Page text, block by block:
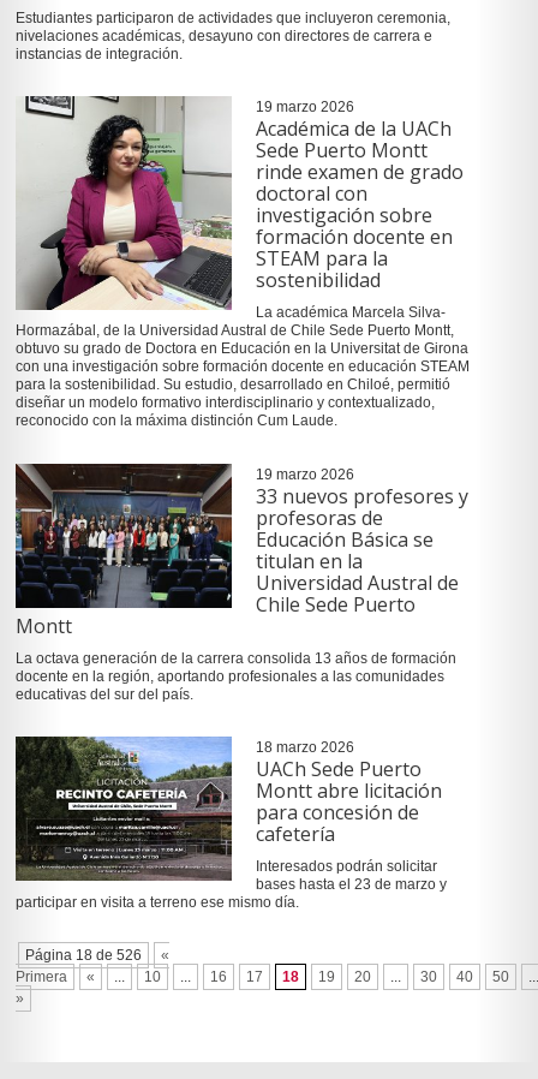
Estudiantes participaron de actividades que incluyeron ceremonia,
nivelaciones académicas, desayuno con directores de carrera e
instancias de integración.
19 marzo 2026
Académica de la UACh
Sede Puerto Montt
rinde examen de grado
doctoral con
investigación sobre
formación docente en
STEAM para la
sostenibilidad
La académica Marcela Silva-
Hormazábal, de la Universidad Austral de Chile Sede Puerto Montt,
obtuvo su grado de Doctora en Educación en la Universitat de Girona
con una investigación sobre formación docente en educación STEAM
para la sostenibilidad. Su estudio, desarrollado en Chiloé, permitió
diseñar un modelo formativo interdisciplinario y contextualizado,
reconocido con la máxima distinción Cum Laude.
19 marzo 2026
33 nuevos profesores y
profesoras de
Educación Básica se
titulan en la
Universidad Austral de
Chile Sede Puerto
Montt
La octava generación de la carrera consolida 13 años de formación
docente en la región, aportando profesionales a las comunidades
educativas del sur del país.
18 marzo 2026
UACh Sede Puerto
Montt abre licitación
para concesión de
cafetería
Interesados podrán solicitar
bases hasta el 23 de marzo y
participar en visita a terreno ese mismo día.
Página 18 de 526
«
Primera
« ... 10 ... 16 17 18 19 20 ... 30 40 50
...
»